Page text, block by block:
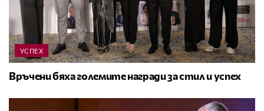
УСПЕХ
Връчени бяха големите награди за стил и успех